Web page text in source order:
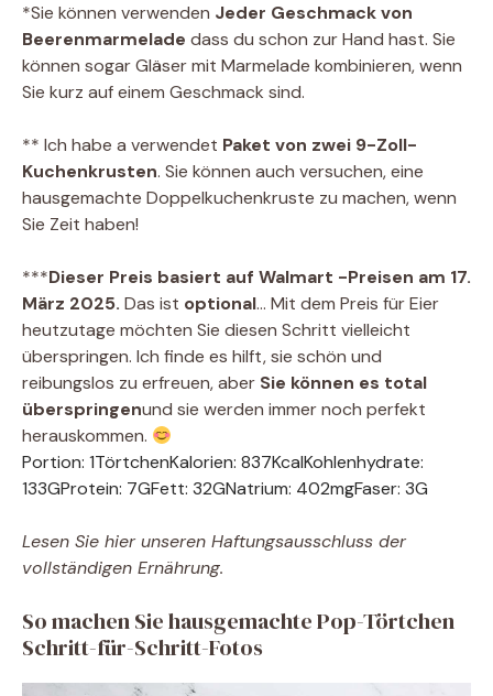
*Sie können verwenden Jeder Geschmack von
Beerenmarmelade dass du schon zur Hand hast. Sie
können sogar Gläser mit Marmelade kombinieren, wenn
Sie kurz auf einem Geschmack sind.
** Ich habe a verwendet Paket von zwei 9-Zoll-
Kuchenkrusten. Sie können auch versuchen, eine
hausgemachte Doppelkuchenkruste zu machen, wenn
Sie Zeit haben!
***Dieser Preis basiert auf Walmart -Preisen am 17.
März 2025. Das ist optional… Mit dem Preis für Eier
heutzutage möchten Sie diesen Schritt vielleicht
überspringen. Ich finde es hilft, sie schön und
reibungslos zu erfreuen, aber Sie können es total
überspringenund sie werden immer noch perfekt
herauskommen.
Portion: 1TörtchenKalorien: 837KcalKohlenhydrate:
133GProtein: 7GFett: 32GNatrium: 402mgFaser: 3G
Lesen Sie hier unseren Haftungsausschluss der
vollständigen Ernährung.
So machen Sie hausgemachte Pop-Törtchen
Schritt-für-Schritt-Fotos